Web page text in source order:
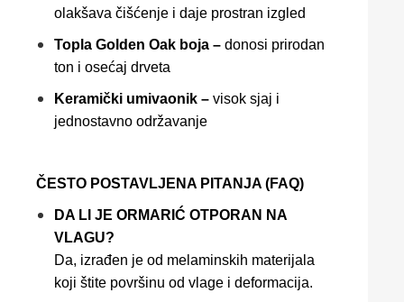
olakšava čišćenje i daje prostran izgled
Topla Golden Oak boja – donosi prirodan
ton i osećaj drveta
Keramički umivaonik – visok sjaj i
jednostavno održavanje
ČESTO POSTAVLJENA PITANJA (FAQ)
DA LI JE ORMARIĆ OTPORAN NA
VLAGU?
Da, izrađen je od melaminskih materijala
koji štite površinu od vlage i deformacija.